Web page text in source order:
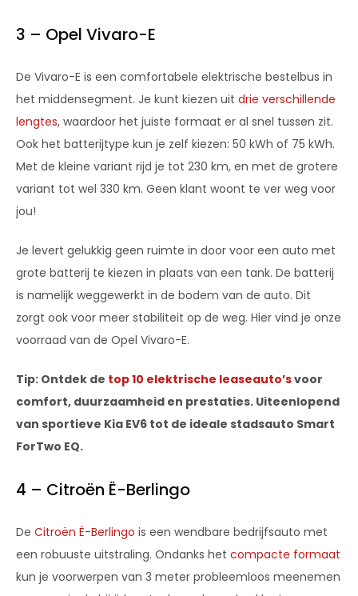
3 – Opel Vivaro-E
De Vivaro-E is een comfortabele elektrische bestelbus in
het middensegment. Je kunt kiezen uit drie verschillende
lengtes, waardoor het juiste formaat er al snel tussen zit.
Ook het batterijtype kun je zelf kiezen: 50 kWh of 75 kWh.
Met de kleine variant rijd je tot 230 km, en met de grotere
variant tot wel 330 km. Geen klant woont te ver weg voor
jou!
Je levert gelukkig geen ruimte in door voor een auto met
grote batterij te kiezen in plaats van een tank. De batterij
is namelijk weggewerkt in de bodem van de auto. Dit
zorgt ook voor meer stabiliteit op de weg. Hier vind je onze
voorraad van de Opel Vivaro-E.
Tip: Ontdek de top 10 elektrische leaseauto’svoor
comfort, duurzaamheid en prestaties. Uiteenlopend
van sportieve Kia EV6 tot de ideale stadsauto Smart
ForTwo EQ.
4 – Citroën Ë-Berlingo
De Citroën Ë-Berlingo is een wendbare bedrijfsauto met
een robuuste uitstraling. Ondanks het compacte formaat
kun je voorwerpen van 3 meter probleemloos meenemen